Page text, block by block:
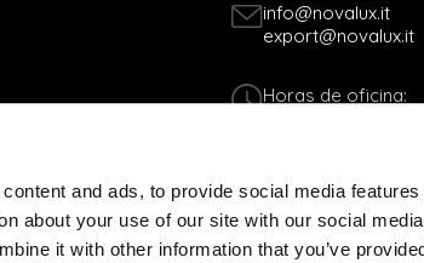
and ads, to provide social media
about your use of our site with our social
it with other information that you’ve
info@novalux.it
export@novalux.it
Horas de oficina:
COOKIES POLICY
C.F. 01170060378 - P.IVA